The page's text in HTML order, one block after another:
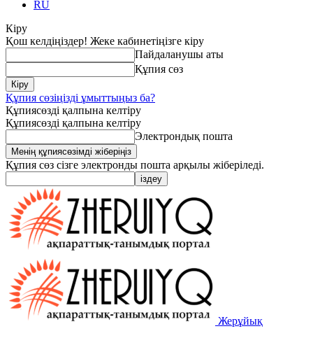
RU
Кіру
Қош келдіңіздер! Жеке кабинетіңізге кіру
Пайдаланушы аты
Құпия сөз
Құпия сөзіңізді ұмыттыңыз ба?
Құпиясөзді қалпына келтіру
Құпиясөзді қалпына келтіру
Электрондық пошта
Құпия сөз сізге электронды пошта арқылы жіберіледі.
Жерұйық